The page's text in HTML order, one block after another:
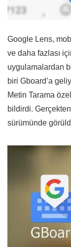
Google Lens,
ve daha fazlası
uygulamalardan
biri Gboard’a
Metin Tarama
bildirdi.
sürümünde